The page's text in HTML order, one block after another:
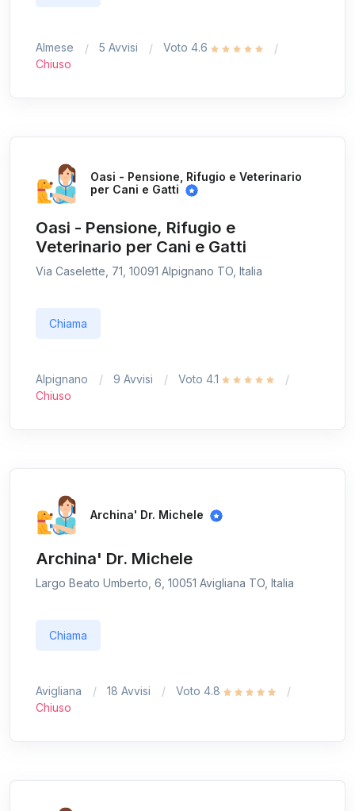
Almese 5 Avvisi
Voto 4.6
Chiuso
Oasi - Pensione, Rifugio e Veterinario
per Cani e Gatti
Oasi - Pensione, Rifugio e
Veterinario per Cani e Gatti
Via Caselette, 71, 10091 Alpignano TO, Italia
Chiama
Alpignano 9 Avvisi
Voto 4.1
Chiuso
Archina' Dr. Michele
Archina' Dr. Michele
Largo Beato Umberto, 6, 10051 Avigliana TO, Italia
Chiama
Avigliana 18 Avvisi
Voto 4.8
Chiuso